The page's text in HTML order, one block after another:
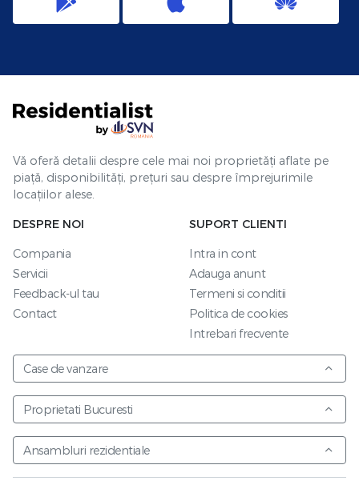
Vă oferă detalii despre cele mai noi proprietăți aflate pe
piață, disponibilități, prețuri sau despre împrejurimile
locațiilor alese.
DESPRE NOI
Compania
Servicii
Feedback-ul tau
Contact
SUPORT CLIENTI
Intra in cont
Adauga anunt
Termeni si conditii
Politica de cookies
Intrebari frecvente
Case de vanzare
Proprietati Bucuresti
Ansambluri rezidentiale